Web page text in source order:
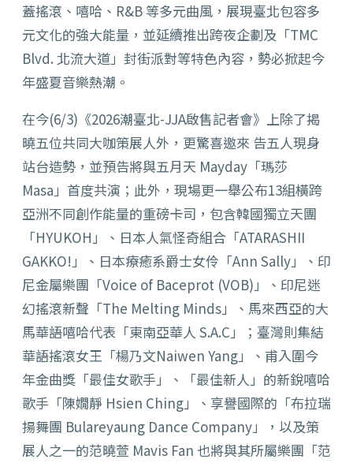
蓋搖滾、嘻哈、R&B 等多元曲風，展現臺北包容多
元文化的強大能量，並延續推出跨夜企劃及「TMC
Blvd. 北流大道」封街派對等特色內容，勢必掀起今
年盛夏音樂熱潮。
在今(6/3)《2026潮臺北-JJA啟售記者會》上除了揭
曉五位共同大咖策展人外，更驚喜邀來 告五人現身
站台造勢，並預告將與五月天 Mayday「瑪莎
Masa」首度共演；此外，現場更一舉公布13組橫跨
亞洲不同創作能量的重磅卡司，包含韓國獨立天團
「HYUKOH」、日本人氣怪奇組合「ATARASHII
GAKKO!」、日本療癒系爵士女伶「Ann Sally」、印
尼金屬樂團「Voice of Baceprot (VOB)」、印尼迷
幻搖滾新聲「The Melting Minds」、馬來西亞的大
馬華語嘻哈代表「東南亞華人 S.A.C」；臺灣則集結
華語搖滾女王「楊乃文Naiwen Yang」、甫入圍今
年金曲獎「最佳女歌手」、「最佳新人」的新銳嘻哈
歌手「陳嫺靜 Hsien Ching」、享譽國際的「布拉瑞
揚舞團 Bulareyaung Dance Company」，以及策
展人之一的范曉萱 Mavis Fan 也將與其所屬樂團「范